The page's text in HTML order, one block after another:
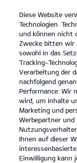
open
menu
Der neue Kia
... ...
Diese Website
Technologien.
und können nicht
Zwecke bitten wir
sowohl in das
Tracking-
Verarbeitung der
nachfolgend
Performance: Wir
wird, um Inhalte
Marketing und
Werbepartner
Ihnen auf dieser
Einwilligung kann